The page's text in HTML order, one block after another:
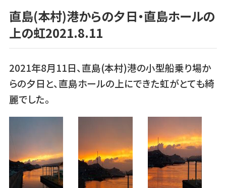
直島(本村)港からの夕日・直島ホールの
上の虹2021.8.11
2021年8月11日、直島(本村)港の小型船乗り場か
らの夕日と、直島ホールの上にできた虹がとても綺
麗でした。